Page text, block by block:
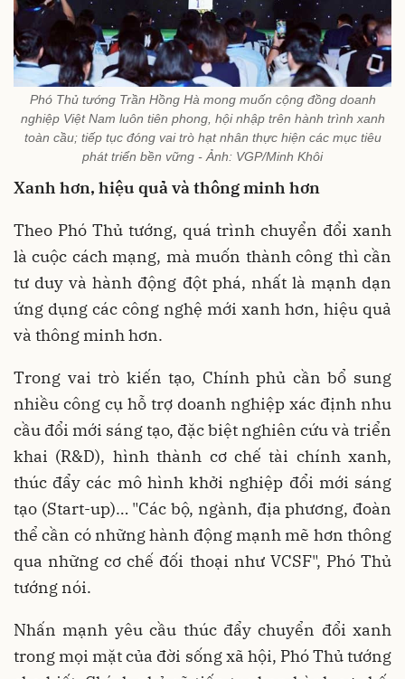
Phó Thủ tướng Trần Hồng Hà mong muốn cộng đồng doanh
nghiệp Việt Nam luôn tiên phong, hội nhập trên hành trình xanh
toàn cầu; tiếp tục đóng vai trò hạt nhân thực hiện các mục tiêu
phát triển bền vững - Ảnh: VGP/Minh Khôi
Xanh hơn, hiệu quả và thông minh hơn
Theo Phó Thủ tướng, quá trình chuyển đổi xanh
là cuộc cách mạng, mà muốn thành công thì cần
tư duy và hành động đột phá, nhất là mạnh dạn
ứng dụng các công nghệ mới xanh hơn, hiệu quả
và thông minh hơn.
Trong vai trò kiến tạo, Chính phủ cần bổ sung
nhiều công cụ hỗ trợ doanh nghiệp xác định nhu
cầu đổi mới sáng tạo, đặc biệt nghiên cứu và triển
khai (R&D), hình thành cơ chế tài chính xanh,
thúc đẩy các mô hình khởi nghiệp đổi mới sáng
tạo (Start-up)… "Các bộ, ngành, địa phương, đoàn
thể cần có những hành động mạnh mẽ hơn thông
qua những cơ chế đối thoại như VCSF", Phó Thủ
tướng nói.
Nhấn mạnh yêu cầu thúc đẩy chuyển đổi xanh
trong mọi mặt của đời sống xã hội, Phó Thủ tướng